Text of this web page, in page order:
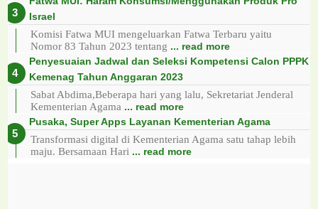
Israel
Komisi Fatwa MUI mengeluarkan Fatwa Terbaru yaitu
Nomor 83 Tahun 2023 tentang ... read more
Penyesuaian Jadwal dan Seleksi Kompetensi Calon PPPK
Kemenag Tahun Anggaran 2023
Sabat Abdima,Beberapa hari yang lalu, Sekretariat Jenderal
Kementerian Agama ... read more
Pusaka, Super Apps Layanan Kementerian Agama
Transformasi digital di Kementerian Agama satu tahap lebih
maju. Bersamaan Hari ... read more